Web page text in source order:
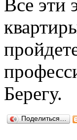
Все эти
Берегу.
Поделиться…